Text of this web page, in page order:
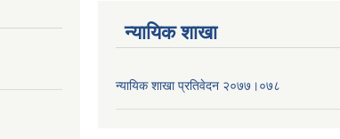
न्यायिक शाखा
न्यायिक शाखा प्रतिवेदन २०७७।०७८